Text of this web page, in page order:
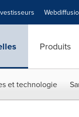
Produits
et technologie